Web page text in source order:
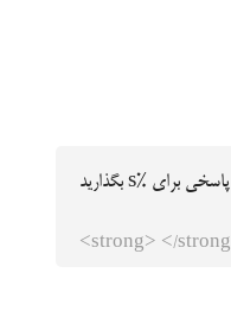
پاسخی برای %s بگذارید